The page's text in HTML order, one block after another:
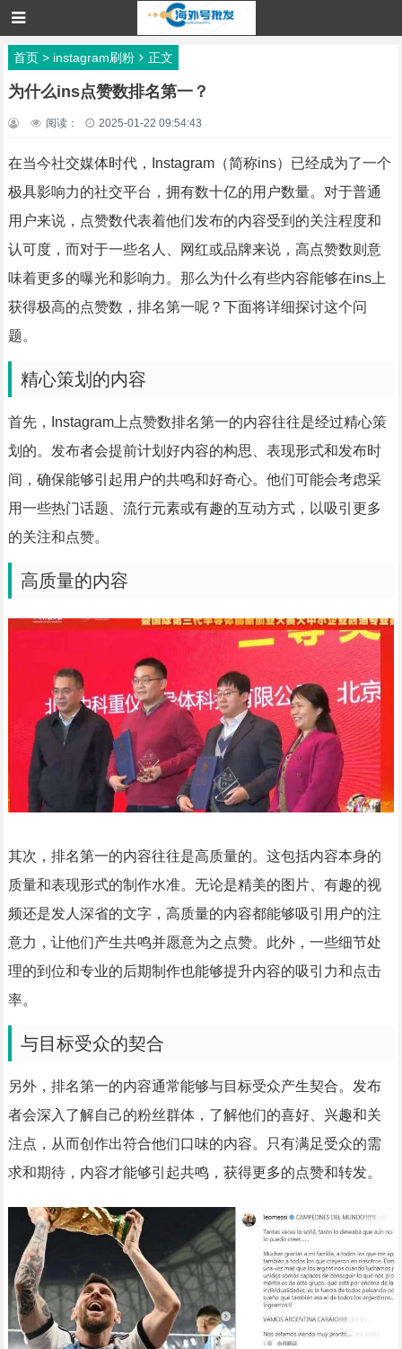
首页> instagram刷粉 正文
为什么ins点赞数排名第一？
阅读： 2025-01-22 09:54:43
在当今社交媒体时代，Instagram（简称ins）已经成为了一个
极具影响力的社交平台，拥有数十亿的用户数量。对于普通
用户来说，点赞数代表着他们发布的内容受到的关注程度和
认可度，而对于一些名人、网红或品牌来说，高点赞数则意
味着更多的曝光和影响力。那么为什么有些内容能够在ins上
获得极高的点赞数，排名第一呢？下面将详细探讨这个问
题。
精心策划的内容
首先，Instagram上点赞数排名第一的内容往往是经过精心策
划的。发布者会提前计划好内容的构思、表现形式和发布时
间，确保能够引起用户的共鸣和好奇心。他们可能会考虑采
用一些热门话题、流行元素或有趣的互动方式，以吸引更多
的关注和点赞。
高质量的内容
其次，排名第一的内容往往是高质量的。这包括内容本身的
质量和表现形式的制作水准。无论是精美的图片、有趣的视
频还是发人深省的文字，高质量的内容都能够吸引用户的注
意力，让他们产生共鸣并愿意为之点赞。此外，一些细节处
理的到位和专业的后期制作也能够提升内容的吸引力和点击
率。
与目标受众的契合
另外，排名第一的内容通常能够与目标受众产生契合。发布
者会深入了解自己的粉丝群体，了解他们的喜好、兴趣和关
注点，从而创作出符合他们口味的内容。只有满足受众的需
求和期待，内容才能够引起共鸣，获得更多的点赞和转发。